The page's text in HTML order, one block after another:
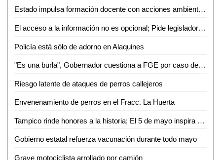
Estado impulsa formación docente con acciones ambientales y artísticas
El acceso a la información no es opcional; Pide legisladora mejorar atención a grupos vulnerables
Policía está sólo de adorno en Alaquines
"Es una burla", Gobernador cuestiona a FGE por caso de exfuncionario bajo arresto domiciliario
Riesgo latente de ataques de perros callejeros
Envenenamiento de perros en el Fracc. La Huerta
Tampico rinde honores a la historia; El 5 de mayo inspira el trabajo por la ciudad
Gobierno estatal refuerza vacunación durante todo mayo
Grave motociclista arrollado por camión